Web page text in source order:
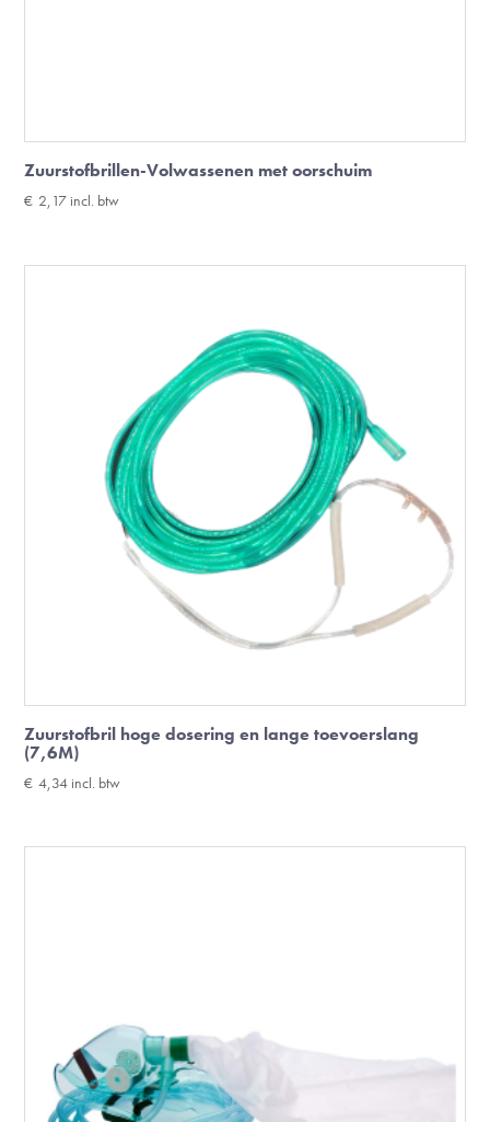
Zuurstofbrillen-Volwassenen met oorschuim
€ 2,17 incl. btw
Zuurstofbril hoge dosering en lange toevoerslang
(7,6M)
€ 4,34 incl. btw